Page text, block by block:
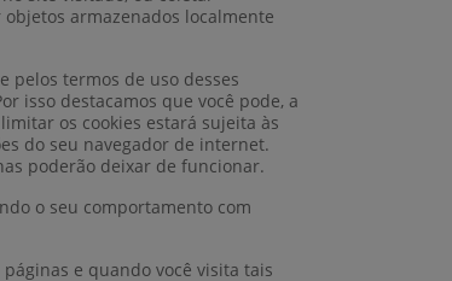
armazenados localmente
pelos termos de uso desses
isso destacamos que você pode, a
os cookies estará sujeita às
do seu navegador de internet.
poderão deixar de funcionar.
o seu comportamento com
e quando você visita tais